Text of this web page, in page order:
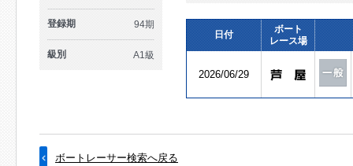
登録期 94期
級別 A1級
日付
ボート
レース場
2026/06/29
ボートレーサー検索へ戻る